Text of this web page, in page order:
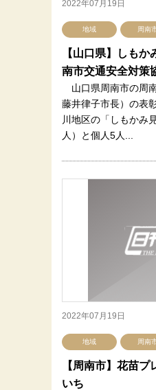
2022年07月19日
地域 周南
【山口県】しも
南市交通安全対策
山口県周南市の周
藤井律子市長）の表
川地区の「しもかみ
人）と個人5人...
2022年07月19日
地域 周南
【周南市】花苗
いち